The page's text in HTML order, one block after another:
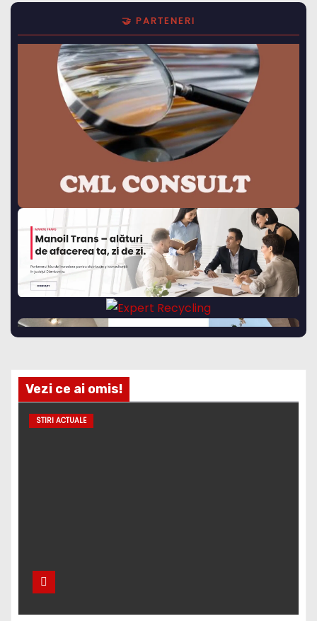
🤝 PARTENERI
Vezi ce ai omis!
STIRI ACTUALE